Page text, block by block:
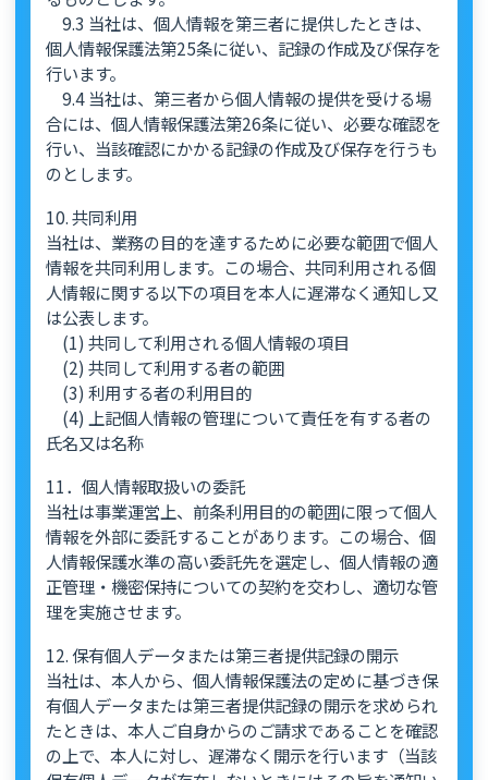
9.3 当社は、個人情報を第三者に提供したときは、
個人情報保護法第25条に従い、記録の作成及び保存を
行います。
9.4 当社は、第三者から個人情報の提供を受ける場
合には、個人情報保護法第26条に従い、必要な確認を
行い、当該確認にかかる記録の作成及び保存を行うも
のとします。
10. 共同利用
当社は、業務の目的を達するために必要な範囲で個人
情報を共同利用します。この場合、共同利用される個
人情報に関する以下の項目を本人に遅滞なく通知し又
は公表します。
(1) 共同して利用される個人情報の項目
(2) 共同して利用する者の範囲
(3) 利用する者の利用目的
(4) 上記個人情報の管理について責任を有する者の
氏名又は名称
11．個人情報取扱いの委託
当社は事業運営上、前条利用目的の範囲に限って個人
情報を外部に委託することがあります。この場合、個
人情報保護水準の高い委託先を選定し、個人情報の適
正管理・機密保持についての契約を交わし、適切な管
理を実施させます。
12. 保有個人データまたは第三者提供記録の開示
当社は、本人から、個人情報保護法の定めに基づき保
有個人データまたは第三者提供記録の開示を求められ
たときは、本人ご自身からのご請求であることを確認
の上で、本人に対し、遅滞なく開示を行います（当該